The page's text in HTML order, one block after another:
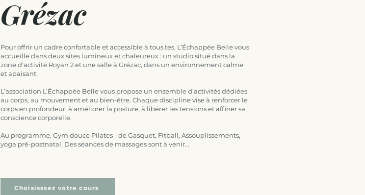
Grézac
Pour offrir un cadre confortable et accessible à tous.tes, L’Échappée Belle vous
accueille dans deux sites lumineux et chaleureux : un studio situé dans la
zone d'activité Royan 2 et une salle à Grézac, dans un environnement calme
et apaisant.
L’association L’Échappée Belle vous propose un ensemble d’activités dédiées
au corps, au mouvement et au bien-être. Chaque discipline vise à renforcer le
corps en profondeur, à améliorer la posture, à libérer les tensions et affiner sa
conscience corporelle.
Au programme, Gym douce Pilates - de Gasquet, Fitball, Assouplissements,
yoga pré-postnatal. Des séances de massages sont à venir...
Choisisssez votre cours